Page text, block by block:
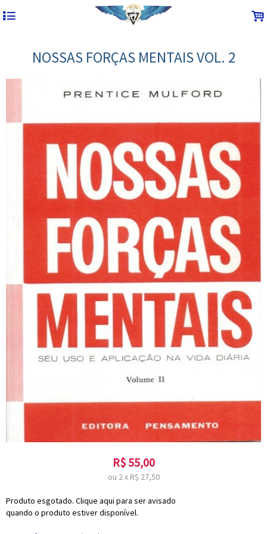
4 .
NOSSAS FORÇAS MENTAIS VOL. 2
R$55,00
ou 2x R$ 27,50
Produto esgotado. Clique aqui para ser avisado
quando o produto estiver disponível.